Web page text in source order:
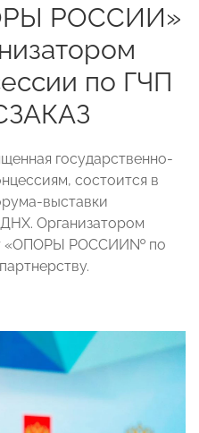
РОССИИ»
по ГЧП
государственно-
состоится в
выставки
Организатором
«ОПОРЫ РОССИИ№ по